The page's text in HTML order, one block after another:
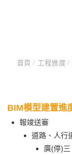
首頁/ 工程進度/
BIM模型建置進
報竣送審
道路、人行
廣(停)三